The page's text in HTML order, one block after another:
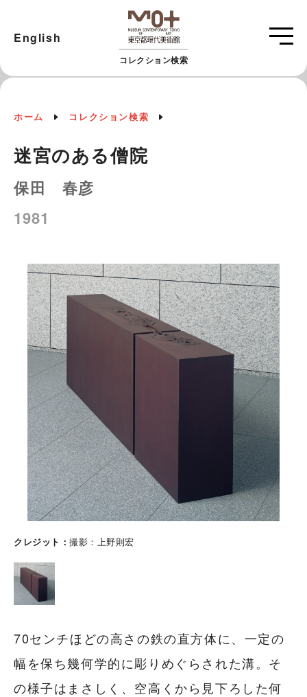
コレクション検索
English
ホーム コレクション検索
迷宮のある僧院
保田 春彦
1981
クレジット 撮影：上野則宏
70センチほどの高さの鉄の直方体に、一定の
幅を保ち幾何学的に彫りめぐらされた溝。そ
の様子はまさしく、空高くから見下ろした何